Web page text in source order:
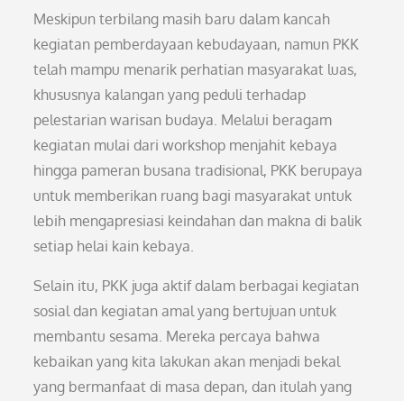
Meskipun terbilang masih baru dalam kancah
kegiatan pemberdayaan kebudayaan, namun PKK
telah mampu menarik perhatian masyarakat luas,
khususnya kalangan yang peduli terhadap
pelestarian warisan budaya. Melalui beragam
kegiatan mulai dari workshop menjahit kebaya
hingga pameran busana tradisional, PKK berupaya
untuk memberikan ruang bagi masyarakat untuk
lebih mengapresiasi keindahan dan makna di balik
setiap helai kain kebaya.
Selain itu, PKK juga aktif dalam berbagai kegiatan
sosial dan kegiatan amal yang bertujuan untuk
membantu sesama. Mereka percaya bahwa
kebaikan yang kita lakukan akan menjadi bekal
yang bermanfaat di masa depan, dan itulah yang